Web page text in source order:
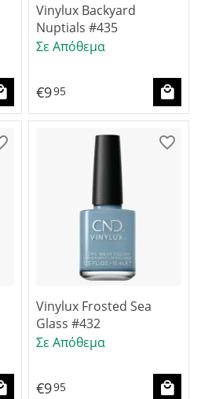
Vinylux Backyard
Nuptials #435
Σε Απόθεμα
€995
Vinylux Frosted Sea
Glass #432
Σε Απόθεμα
€995